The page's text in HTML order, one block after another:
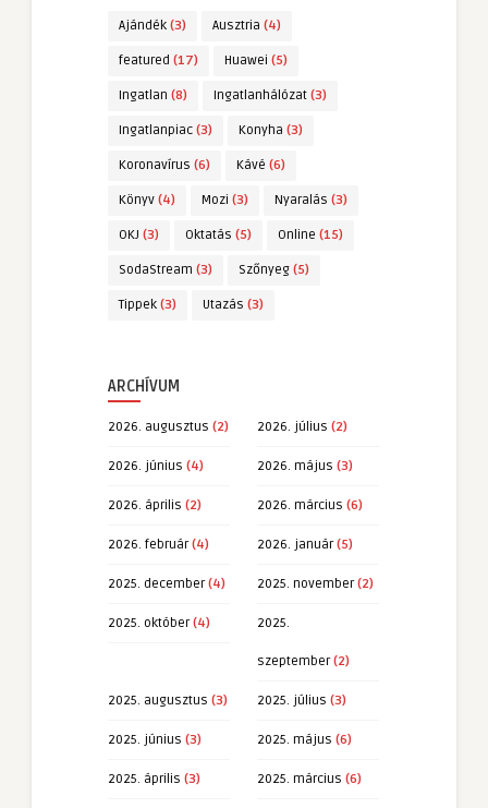
Ajándék (3) Ausztria (4)
featured (17) Huawei (5)
Ingatlan (8) Ingatlanhálózat (3)
Ingatlanpiac (3) Konyha (3)
Koronavírus (6) Kávé (6)
Könyv (4) Mozi (3) Nyaralás (3)
OKJ (3) Oktatás (5) Online (15)
SodaStream (3) Szőnyeg (5)
Tippek (3) Utazás (3)
ARCHÍVUM
2026. augusztus (2) 2026. július (2)
2026. június (4) 2026. május (3)
2026. április (2) 2026. március (6)
2026. február(4) 2026. január(5)
2025. december(4) 2025. november(2)
2025. október(4) 2025.
szeptember(2)
2025. augusztus (3) 2025. július (3)
2025. június (3) 2025. május (6)
2025. április (3) 2025. március (6)